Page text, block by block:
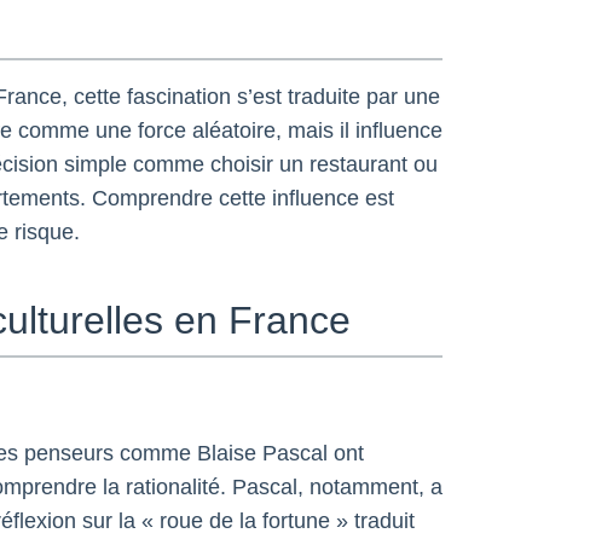
cette fascination s’est traduite par une
comme une force aléatoire, mais il influence
simple comme choisir un restaurant ou
Comprendre cette influence est
risque.
en France
penseurs comme Blaise Pascal ont
la rationalité. Pascal, notamment, a
sur la « roue de la fortune » traduit